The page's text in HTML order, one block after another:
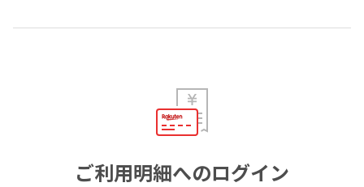
ご利用明細へのログイン